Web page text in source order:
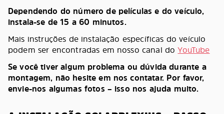
Dependendo do número de películas e do veículo,
instala-se de 15 a 60 minutos.
Mais instruções de instalação específicas do veículo
podem ser encontradas em nosso canal doYouTube
Se você tiver algum problema ou dúvida durante a
montagem, não hesite em nos contatar. Por favor,
envie-nos algumas fotos – isso nos ajuda muito.